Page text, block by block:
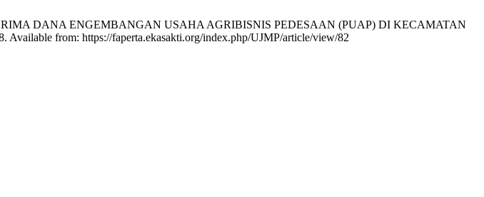
DANA ENGEMBANGAN USAHA AGRIBISNIS PEDESAAN (PUAP) DI KECAMATAN
from: https://faperta.ekasakti.org/index.php/UJMP/article/view/82